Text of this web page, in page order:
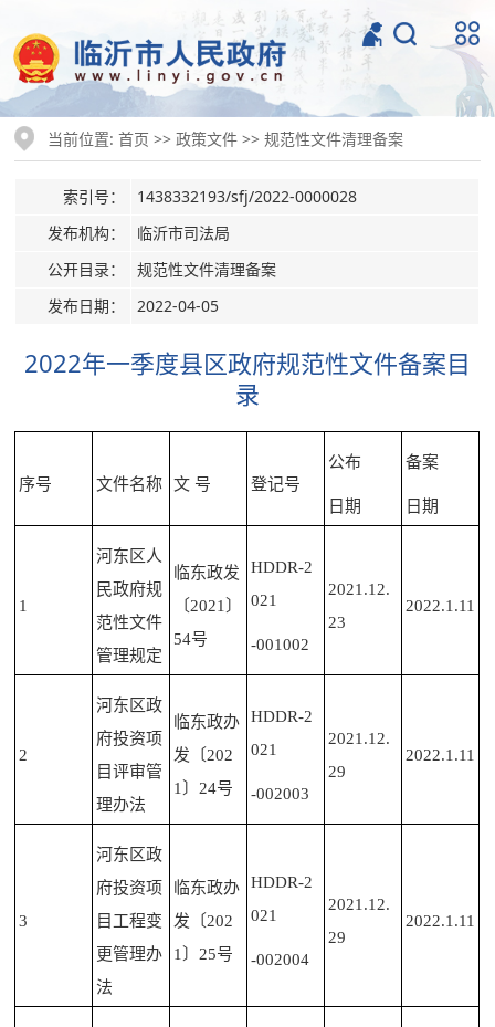
当前位置:首页 >>政策文件 >>规范性文件清理备案
索引号：
1438332193/sfj/2022-0000028
发布机构：
临沂市司法局
公开目录：
规范性文件清理备案
发布日期：
2022-04-05
2022年一季度县区政府规范性文件备案目
录
序号 文件名称 文 号 登记号
公布
日期
备案
日期
1
河东区人
民政府规
范性文件
管理规定
临东政发
〔2021〕
54号
HDDR-2
021
-001002
2021.12.
23
2022.1.11
2
河东区政
府投资项
目评审管
理办法
临东政办
发 〔202
1〕24号
HDDR-2
021
-002003
2021.12.
29
2022.1.11
3
河东区政
府投资项
目工程变
更管理办
法
临东政办
发 〔202
1〕25号
HDDR-2
021
-002004
2021.12.
29
2022.1.11